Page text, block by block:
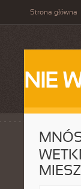
Strona główna
NIE